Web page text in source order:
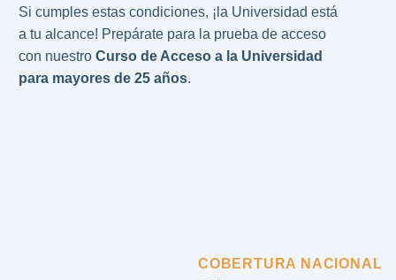
Si cumples estas condiciones, ¡la Universidad está
a tu alcance! Prepárate para la prueba de acceso
con nuestroCurso de Acceso a la Universidad
para mayores de 25 años.
COBERTURA NACIONAL